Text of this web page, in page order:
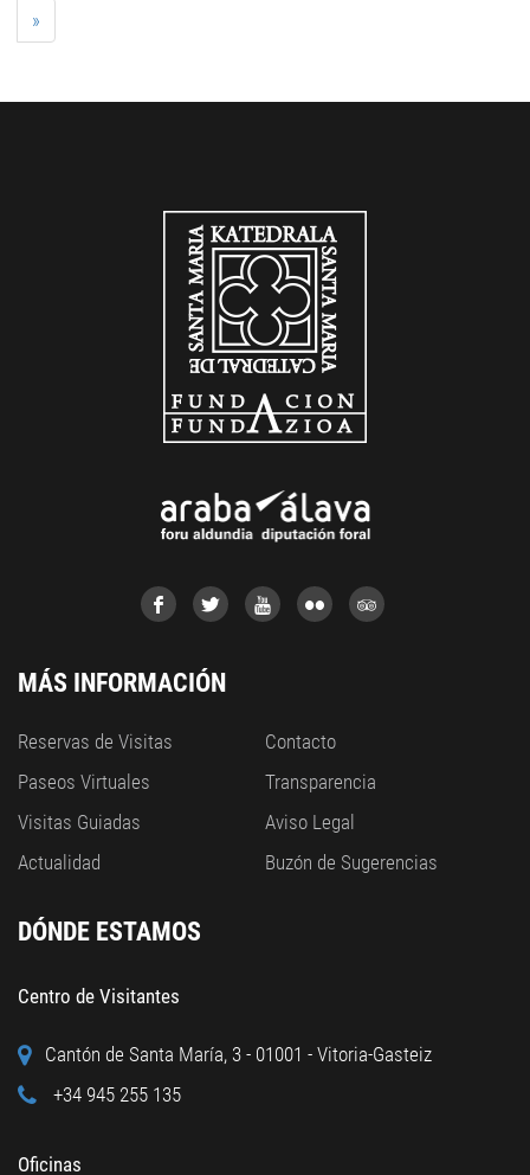
»
MÁS INFORMACIÓN
Reservas de Visitas
Paseos Virtuales
Visitas Guiadas
Actualidad
Contacto
Transparencia
Aviso Legal
Buzón de Sugerencias
DÓNDE ESTAMOS
Centro de Visitantes
Cantón de Santa María, 3 - 01001 - Vitoria-Gasteiz
+34 945 255 135
Oficinas